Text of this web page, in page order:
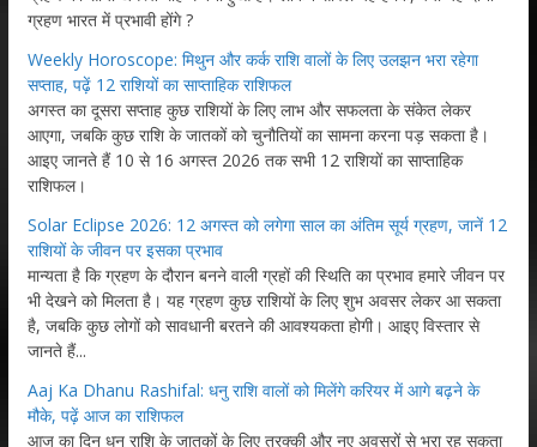
ग्रहण भारत में प्रभावी होंगे ?
Weekly Horoscope: मिथुन और कर्क राशि वालों के लिए उलझन भरा रहेगा
सप्ताह, पढ़ें 12 राशियों का साप्ताहिक राशिफल
अगस्त का दूसरा सप्ताह कुछ राशियों के लिए लाभ और सफलता के संकेत लेकर
आएगा, जबकि कुछ राशि के जातकों को चुनौतियों का सामना करना पड़ सकता है।
आइए जानते हैं 10 से 16 अगस्त 2026 तक सभी 12 राशियों का साप्ताहिक
राशिफल।
Solar Eclipse 2026: 12 अगस्त को लगेगा साल का अंतिम सूर्य ग्रहण, जानें 12
राशियों के जीवन पर इसका प्रभाव
मान्यता है कि ग्रहण के दौरान बनने वाली ग्रहों की स्थिति का प्रभाव हमारे जीवन पर
भी देखने को मिलता है। यह ग्रहण कुछ राशियों के लिए शुभ अवसर लेकर आ सकता
है, जबकि कुछ लोगों को सावधानी बरतने की आवश्यकता होगी। आइए विस्तार से
जानते हैं...
Aaj Ka Dhanu Rashifal: धनु राशि वालों को मिलेंगे करियर में आगे बढ़ने के
मौके, पढ़ें आज का राशिफल
आज का दिन धनु राशि के जातकों के लिए तरक्की और नए अवसरों से भरा रह सकता